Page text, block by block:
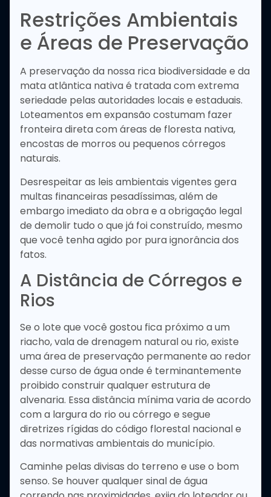
Restrições Ambientais
e Áreas de Preservação
A preservação da nossa rica biodiversidade e da
mata atlântica nativa é tratada com extrema
seriedade pelas autoridades locais e estaduais.
Loteamentos em expansão costumam fazer
fronteira direta com áreas de floresta nativa,
encostas de morros ou pequenos córregos
naturais.
Desrespeitar as leis ambientais vigentes gera
multas financeiras pesadíssimas, além de
embargo imediato da obra e a obrigação legal
de demolir tudo o que já foi construído, mesmo
que você tenha agido por pura ignorância dos
fatos.
A Distância de Córregos e
Rios
Se o lote que você gostou fica próximo a um
riacho, vala de drenagem natural ou rio, existe
uma área de preservação permanente ao redor
desse curso de água onde é terminantemente
proibido construir qualquer estrutura de
alvenaria. Essa distância mínima varia de acordo
com a largura do rio ou córrego e segue
diretrizes rígidas do código florestal nacional e
das normativas ambientais do município.
Caminhe pelas divisas do terreno e use o bom
senso. Se houver qualquer sinal de água